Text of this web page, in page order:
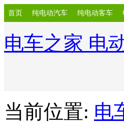
首页 纯电动汽车 纯电动客车
电车之家 电
当前位置: 电